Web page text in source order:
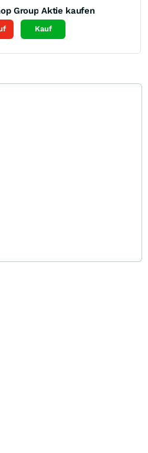
Group Aktie kaufen
Kauf